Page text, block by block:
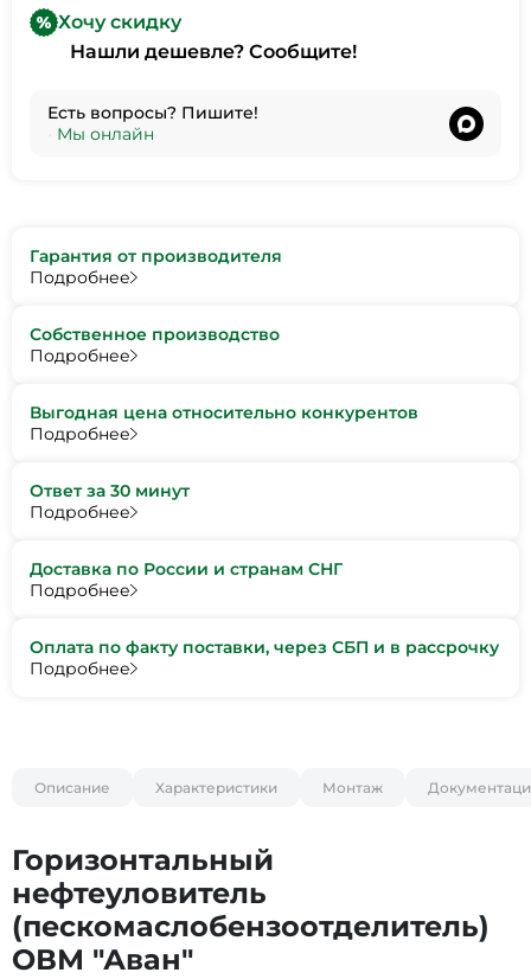
Хочу скидку
Нашли дешевле? Сообщите!
Есть вопросы? Пишите!
• Мы онлайн
Гарантия от производителя
Подробнее
Собственное производство
Подробнее
Выгодная цена относительно конкурентов
Подробнее
Ответ за 30 минут
Подробнее
Доставка по России и странам СНГ
Подробнее
Оплата по факту поставки, через СБП и в рассрочку
Подробнее
Описание Характеристики Монтаж
Горизонтальный
нефтеуловитель
(пескомаслобензоотделитель)
ОВМ "Аван"